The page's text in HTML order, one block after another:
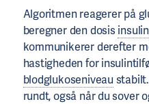
Algoritmen reagerer på
beregner den dosis insulin
kommunikerer derefter
hastigheden for
blodglukoseniveau
rundt, også når du sover